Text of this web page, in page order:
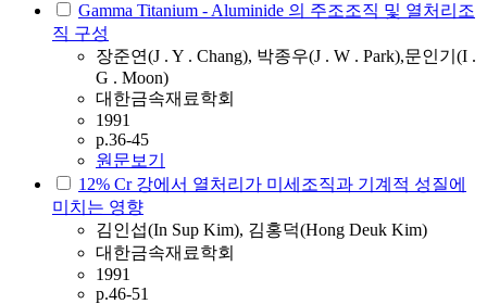
Gamma Titanium - Aluminide 의 주조조직 및 열처리조
직 구성
장준연(J . Y . Chang), 박종우(J . W . Park),문인기(I .
G . Moon)
대한금속재료학회
1991
p.36-45
원문보기
12% Cr 강에서 열처리가 미세조직과 기계적 성질에
미치는 영향
김인섭(In Sup Kim), 김홍덕(Hong Deuk Kim)
대한금속재료학회
1991
p.46-51